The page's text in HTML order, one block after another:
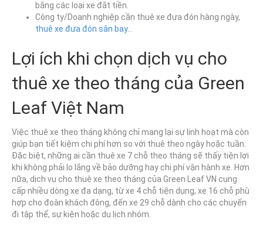
bằng các loại xe đắt tiền.
Công ty/Doanh nghiệp cần thuê xe đưa đón hàng ngày,
thuê xe đưa đón sân bay…
Lợi ích khi chọn dịch vụ cho
thuê xe theo tháng của Green
Leaf Việt Nam
Việc thuê xe theo tháng không chỉ mang lại sự linh hoạt mà còn
giúp bạn tiết kiệm chi phí hơn so với thuê theo ngày hoặc tuần.
Đặc biệt, những ai cần thuê xe 7 chỗ theo tháng sẽ thấy tiện lợi
khi không phải lo lắng về bảo dưỡng hay chi phí vận hành xe. Hơn
nữa, dịch vụ cho thuê xe theo tháng của Green Leaf VN cung
cấp nhiều dòng xe đa dạng, từ xe 4 chỗ tiện dụng, xe 16 chỗ phù
hợp cho đoàn khách đông, đến xe 29 chỗ dành cho các chuyến
đi tập thể, sự kiện hoặc du lịch nhóm.